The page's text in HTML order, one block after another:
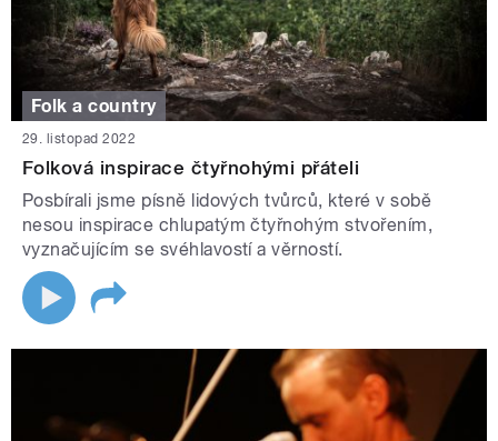
Folk a country
29. listopad 2022
Folková inspirace čtyřnohými přáteli
Posbírali jsme písně lidových tvůrců, které v sobě
nesou inspirace chlupatým čtyřnohým stvořením,
vyznačujícím se svéhlavostí a věrností.